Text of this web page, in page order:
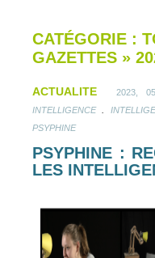
CATÉGORIE :
GAZETTES »
ACTUALITE 2023,
INTELLIGENCE.
PSYPHINE
PSYPHINE :
LES